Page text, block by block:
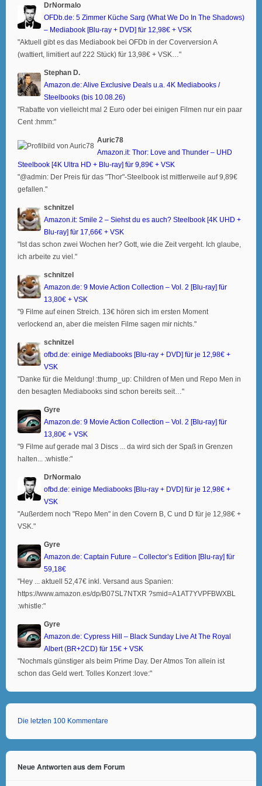
DrNormalo
OFDb.de: 5 Zimmer Küche Sarg (What We Do In The Shadows)
– Mediabook [Blu-ray + DVD] für 12,98€ + VSK
"Aktuell gibt es das Mediabook bei OFDb in der Coverversion A
(wattiert, limitiert auf 222 Stück) für 13,98€ + VSK…"
Stephan D.
Amazon.de: Alive Exclusive Deals u.a. 4K Mediabooks /
Steelbooks (bis 10.08.26)
"Rabatte von vielleicht mal 2 Euro oder bei einigen Filmen nur ein paar
Cent :hmm:"
Auric78
Amazon.it: Thor: Love and Thunder – UHD
Steelbook [4K Ultra HD + Blu-ray] für 9,89€ + VSK
"@admin: Der Preis für das "Thor"-Steelbook ist mittlerweile auf 9,89€
gefallen."
schnitzel
Amazon.it: Smile 2 – Siehst du es auch? Steelbook [4K UHD +
Blu-ray] für 17,66€ + VSK
"Ist das schon zwei Wochen her? Gott, wie die Zeit vergeht. Ich glaube,
ich arbeite zu viel."
schnitzel
Amazon.de: 9 Movie Action Collection – Vol. 2 [Blu-ray] für
13,80€ + VSK
"9 Filme auf einen Streich. 13€ hören sich im ersten Moment
verlockend an, aber die meisten Filme sagen mir nichts."
schnitzel
ofbd.de: einige Mediabooks [Blu-ray + DVD] für je 12,98€ +
VSK
"Danke für die Meldung! :thump_up: Children of Men und Repo Men in
den besagten Mediabooks sind schon bereits seit…"
Gyre
Amazon.de: 9 Movie Action Collection – Vol. 2 [Blu-ray] für
13,80€ + VSK
"9 Filme auf gerade mal 3 Discs ... da wird sich der Spaß in Grenzen
halten... :whistle:"
DrNormalo
ofbd.de: einige Mediabooks [Blu-ray + DVD] für je 12,98€ +
VSK
"Außerdem noch "Repo Men" in den Covern B, C und D für je 12,98€ +
VSK."
Gyre
Amazon.de: Captain Future – Collector’s Edition [Blu-ray] für
59,18€
"Hey ... aktuell 52,47€ inkl. Versand aus Spanien:
https://www.amazon.es/dp/B07SL7NTXR ?smid=A1AT7YVPFBWXBL
:whistle:"
Gyre
Amazon.de: Cypress Hill – Black Sunday Live At The Royal
Albert (BR+2CD) für 15€ + VSK
"Nochmals günstiger als beim Prime Day. Der Atmos Ton allein ist
schon das Geld wert. Tolles Konzert :love:"
Die letzten 100 Kommentare
Neue Antworten aus dem Forum